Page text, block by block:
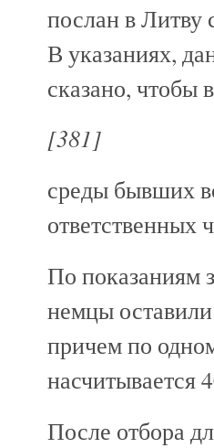
послан в Литву
В указаниях,
сказано, чтобы
[381]
среды бывших
ответственных
По показаниям
немцы
причем по
насчитывается
После отбора